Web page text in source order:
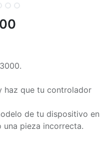
haz que tu controlador
de tu dispositivo en
una pieza incorrecta.